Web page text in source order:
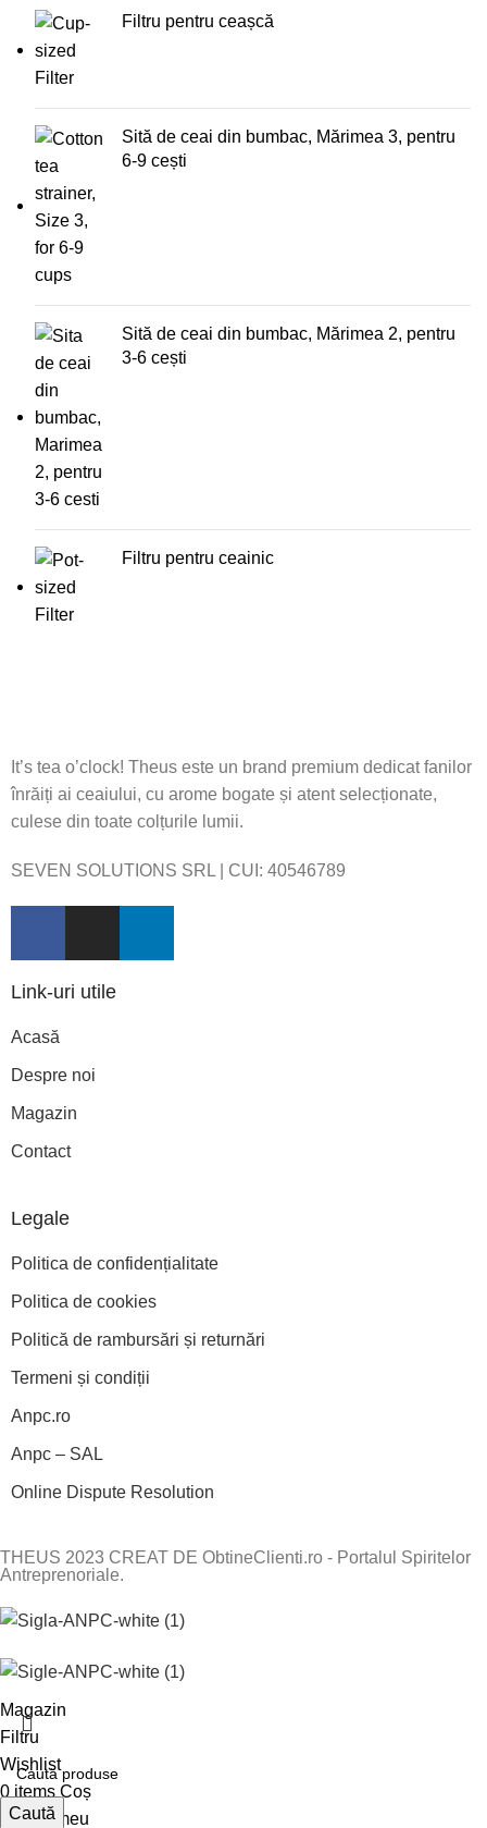
Filtru pentru ceașcă
Sită de ceai din bumbac, Mărimea 3, pentru
6-9 cești
Sită de ceai din bumbac, Mărimea 2, pentru
3-6 cești
Filtru pentru ceainic
It’s tea o’clock! Theus este un brand premium dedicat fanilor
înrăiți ai ceaiului, cu arome bogate și atent selecționate,
culese din toate colțurile lumii.
SEVEN SOLUTIONS SRL | CUI:40546789
Link-uri utile
Acasă
Despre noi
Magazin
Contact
Legale
Politica de confidențialitate
Politica de cookies
Politică de rambursări și returnări
Termeni și condiții
Anpc.ro
Anpc – SAL
Online Dispute Resolution
THEUS 2023 CREAT DE ObtineClienti.ro - Portalul Spiritelor
Antreprenoriale.
Caută
Magazin
Filtru
Wishlist
0 items Coș
Contul meu